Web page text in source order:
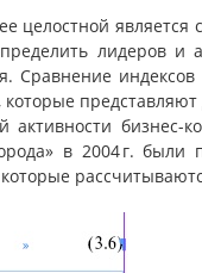
целостной
лидеров и
Сравнение
которые
бизнес-
в 2004 г. были